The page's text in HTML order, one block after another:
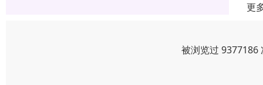
更
被浏览过